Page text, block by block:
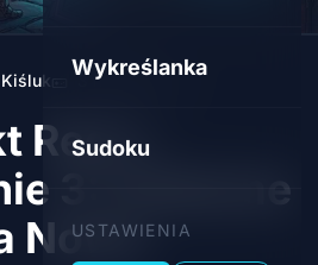
Wykreślanka
Sudoku
USTAWIENIA
Kiśluk 3 min 143
Red o
3: Znikome
Nowe